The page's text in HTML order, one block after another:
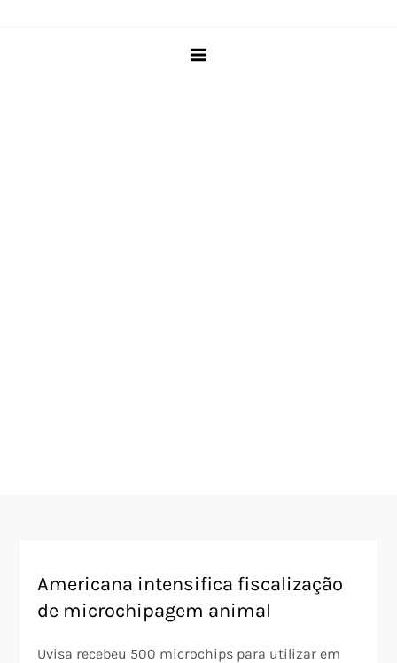
Americana intensifica fiscalização
de microchipagem animal
Uvisa recebeu 500 microchips para utilizar em